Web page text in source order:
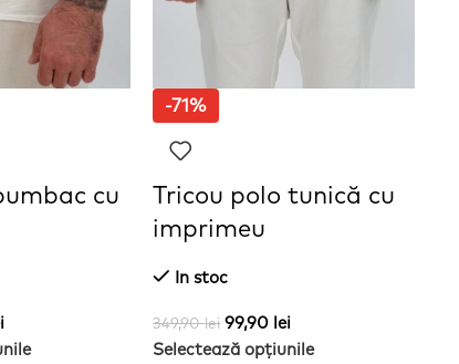
cu
-71%
Tricou polo tunică cu
imprimeu
In stoc
349,90lei 99,90 lei
Selectează opțiunile